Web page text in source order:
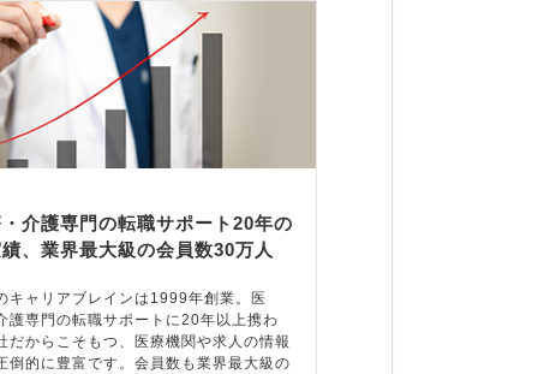
介護専門の転職サポート20年の
、業界最大級の会員数30万人
キャリアブレインは1999年創業。医
護専門の転職サポートに20年以上携わ
だからこそもつ、医療機関や求人の情報
倒的に豊富です。会員数も業界最大級の